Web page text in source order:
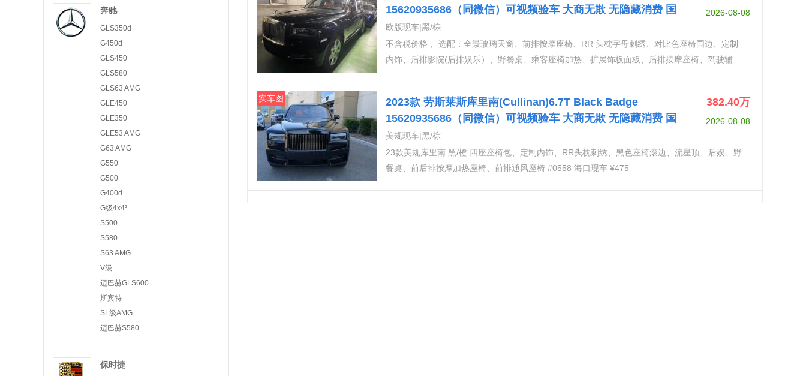
奔驰
GLS350d
G450d
GLS450
GLS580
GLS63 AMG
GLE450
GLE350
GLE53 AMG
G63 AMG
G550
G500
G400d
G级4x4²
S500
S580
S63 AMG
V级
迈巴赫GLS600
斯宾特
SL级AMG
迈巴赫S580
保时捷
2026-08-08
15620935686（同微信）可视频验车 大商无欺 无隐藏消费 国
六排放 全国上牌 支持全国分期购车
欧版现车|黑/棕
不含税价格， 选配：全景玻璃天窗、前排按摩座椅、RR 头枕字母刺绣、对比色座椅围边、定制
内饰、后排影院(后排娱乐）、野餐桌、乘客座椅加热、扩展饰板面板、后排按摩座椅、驾驶辅助
实车图
382.40万
2026-08-08
2023款 劳斯莱斯库里南(Cullinan)6.7T Black Badge
15620935686（同微信）可视频验车 大商无欺 无隐藏消费 国
六排放 全国上牌 支持全国分期购车
美规现车|黑/棕
23款美规库里南 黑/橙 四座座椅包、定制内饰、RR头枕刺绣、黑色座椅滚边、流星顶、后娱、野
餐桌、前后排按摩加热座椅、前排通风座椅 #0558 海口现车 ¥475